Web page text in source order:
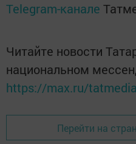
Telegram-канале
Читайте новости
национальном
https://max.ru/tatmedia
Перейти на